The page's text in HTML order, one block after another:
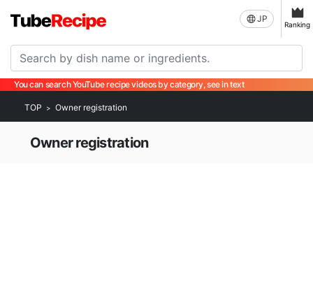
JP
Ranking
You can search YouTube recipe videos by category, see in text
TOP Owner registration
Owner registration